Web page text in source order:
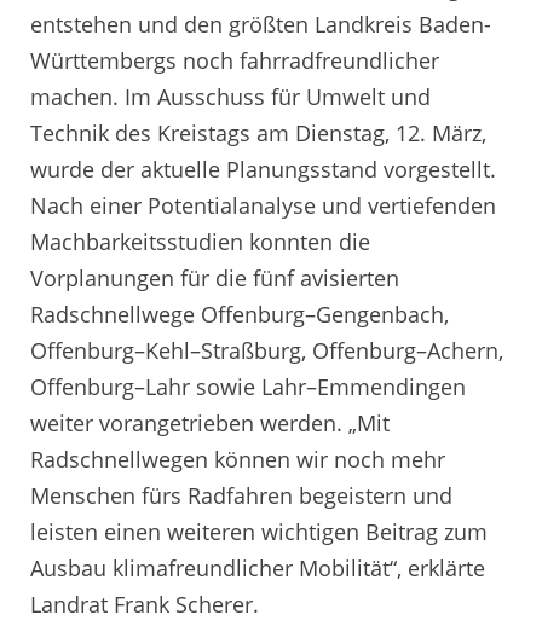
entstehen und den größten Landkreis Baden-
Württembergs noch fahrradfreundlicher
machen. Im Ausschuss für Umwelt und
Technik des Kreistags am Dienstag, 12. März,
wurde der aktuelle Planungsstand vorgestellt.
Nach einer Potentialanalyse und vertiefenden
Machbarkeitsstudien konnten die
Vorplanungen für die fünf avisierten
Radschnellwege Offenburg–Gengenbach,
Offenburg–Kehl–Straßburg, Offenburg–Achern,
Offenburg–Lahr sowie Lahr–Emmendingen
weiter vorangetrieben werden. „Mit
Radschnellwegen können wir noch mehr
Menschen fürs Radfahren begeistern und
leisten einen weiteren wichtigen Beitrag zum
Ausbau klimafreundlicher Mobilität“, erklärte
Landrat Frank Scherer.